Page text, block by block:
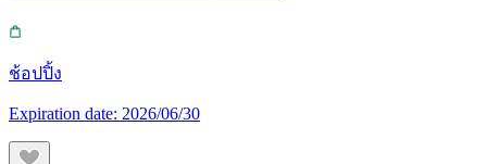
ช้อปปิ้ง
Expiration date: 2026/06/30